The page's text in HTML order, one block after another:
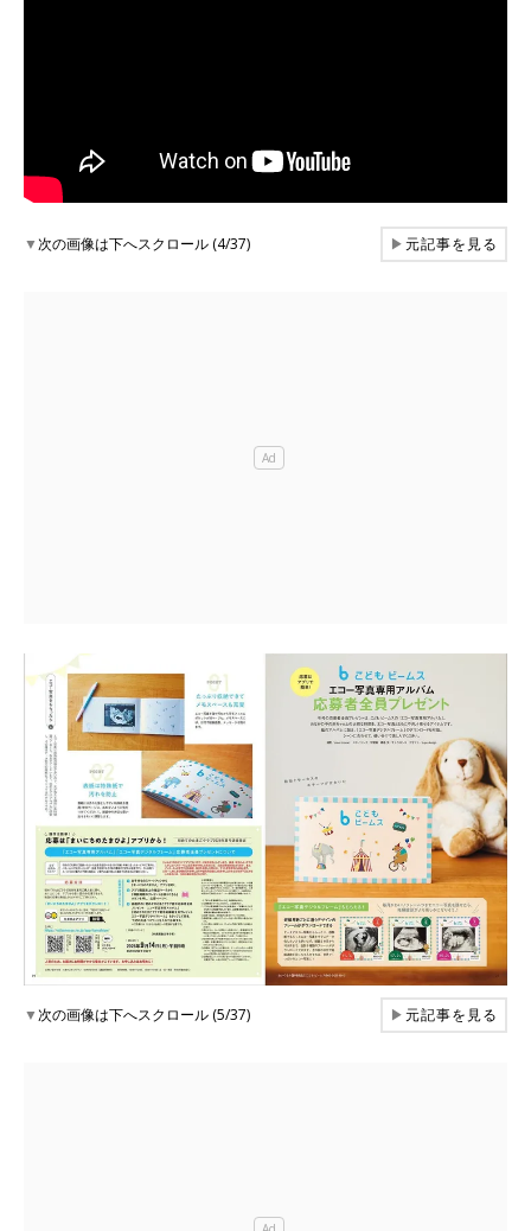
▼次の画像は下へスクロール (4/37) ▶元記事を見る
▼次の画像は下へスクロール (5/37) ▶元記事を見る